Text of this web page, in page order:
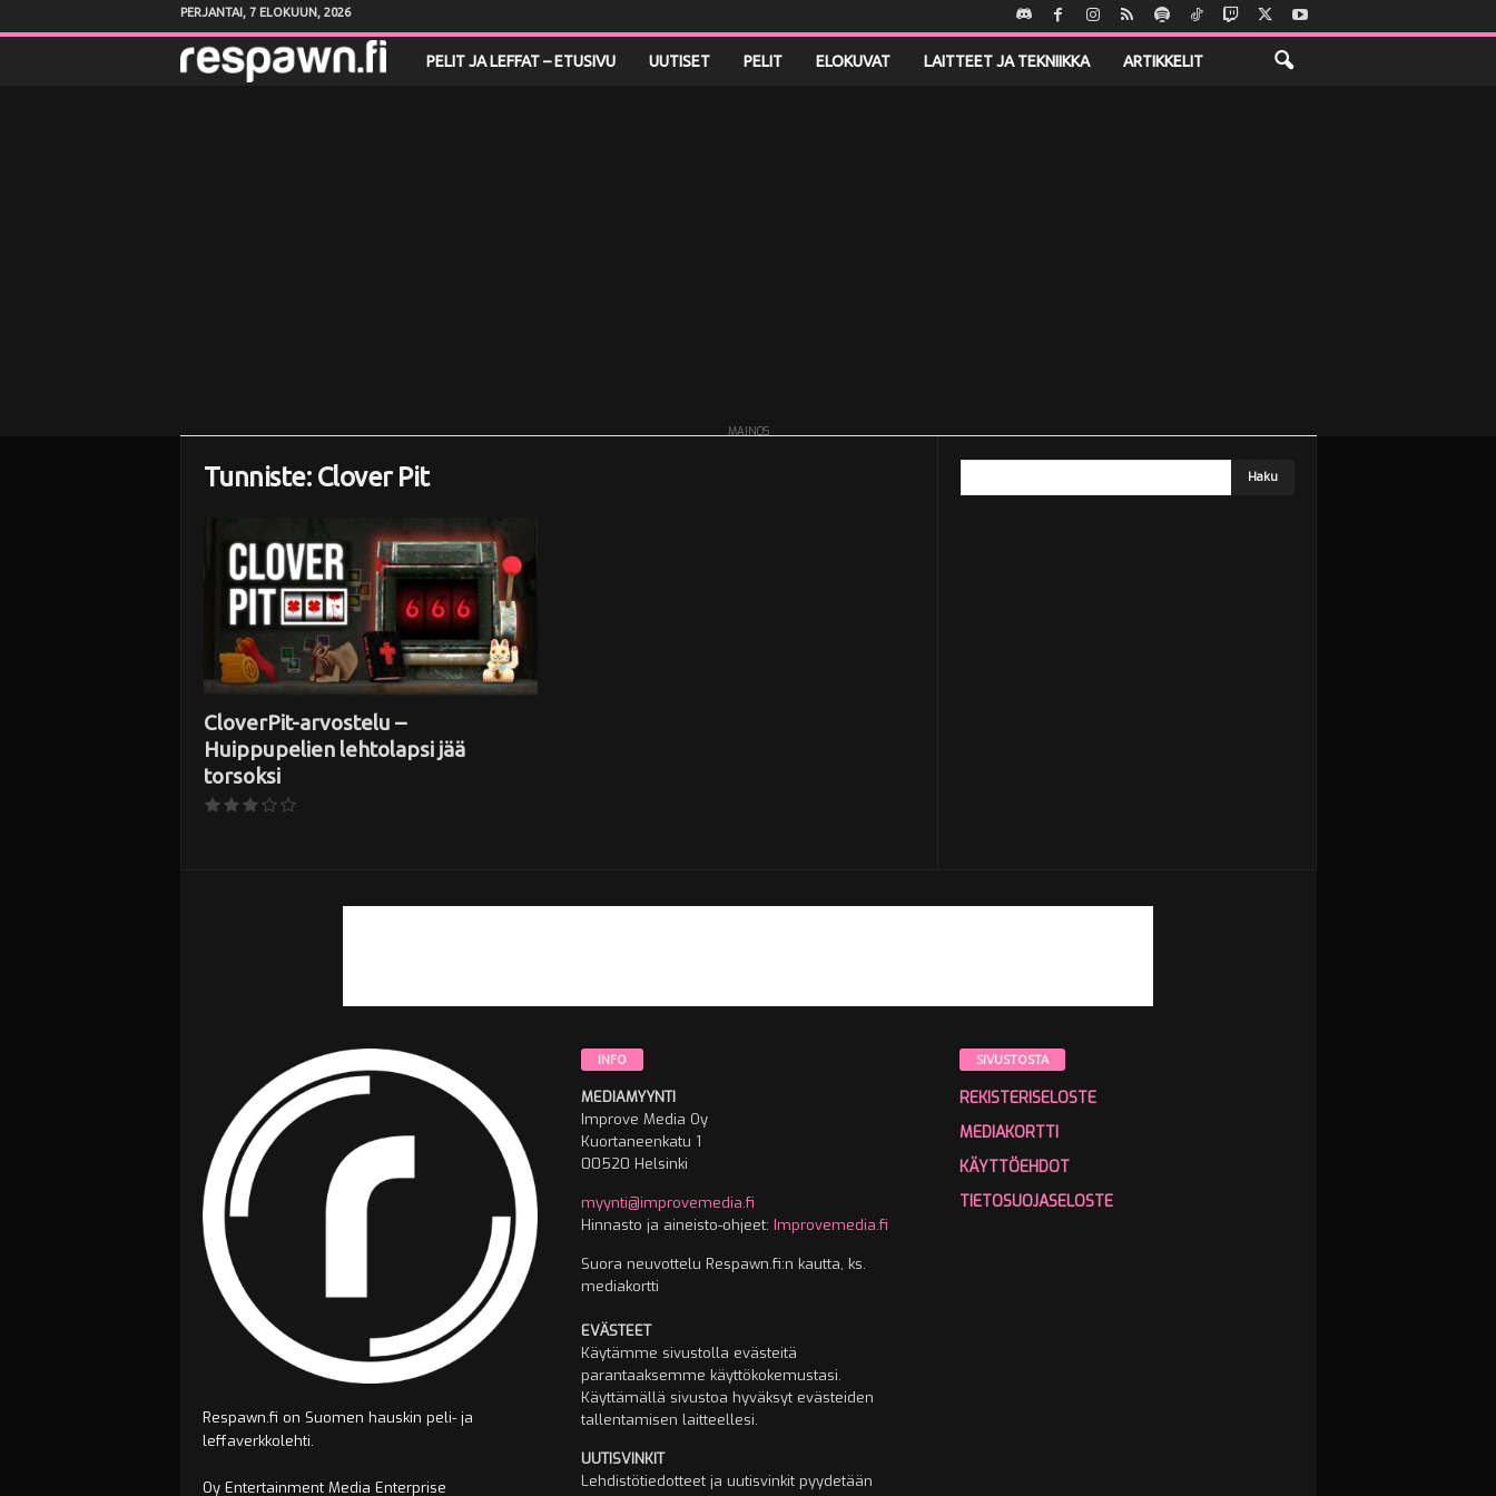
PERJANTAI, 7 ELOKUUN, 2026
PELIT JA LEFFAT – ETUSIVU UUTISET PELIT ELOKUVAT LAITTEET JA TEKNIIKKA ARTIKKELIT
MAINOS
Tunniste: Clover Pit
CloverPit-arvostelu –
Huippupelien lehtolapsi jää
torsoksi
Respawn.fi on Suomen hauskin peli- ja
leffaverkkolehti.
Oy Entertainment Media Enterprise
INFO
MEDIAMYYNTI
Improve Media Oy
Kuortaneenkatu 1
00520 Helsinki
myynti@improvemedia.fi
Hinnasto ja aineisto-ohjeet: Improvemedia.fi
Suora neuvottelu Respawn.fi:n kautta, ks.
mediakortti
EVÄSTEET
Käytämme sivustolla evästeitä
parantaaksemme käyttökokemustasi.
Käyttämällä sivustoa hyväksyt evästeiden
tallentamisen laitteellesi.
UUTISVINKIT
Lehdistötiedotteet ja uutisvinkit pyydetään
SIVUSTOSTA
REKISTERISELOSTE
MEDIAKORTTI
KÄYTTÖEHDOT
TIETOSUOJASELOSTE